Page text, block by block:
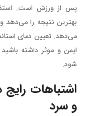
پس از ورزش است.
بهترین نتیجه را
می‌دهد. تعیین دمای
ایمن و موثر داشته
شود.
اشتباهات
و سرد